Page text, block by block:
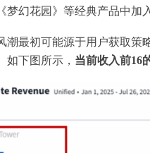
梦幻花园》等经典产品中加
潮最初可能源于用户获取策
如下图所示， 当前收入前16